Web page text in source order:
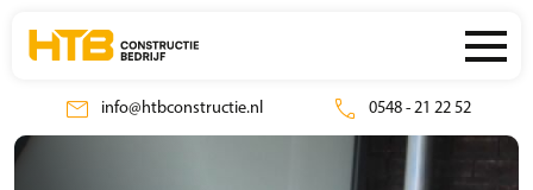
mail info@htbconstructie.nl call 0548 - 21 22 52